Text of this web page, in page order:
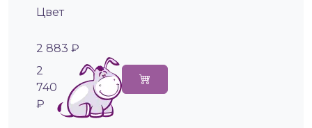
Цвет
2 883 ₽
2
740
₽